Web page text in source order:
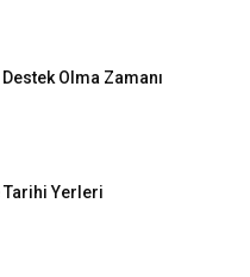
Olma Zamanı
Yerleri